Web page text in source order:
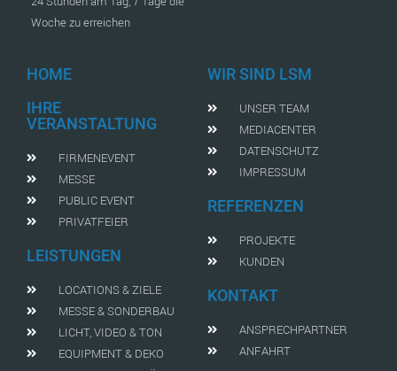
Woche zu erreichen
HOME
IHRE
VERANSTALTUNG
FIRMENEVENT
MESSE
PUBLIC EVENT
PRIVATFEIER
LEISTUNGEN
LOCATIONS & ZIELE
MESSE & SONDERBAU
LICHT, VIDEO & TON
EQUIPMENT & DEKO
WIR SIND LSM
UNSER TEAM
MEDIACENTER
DATENSCHUTZ
IMPRESSUM
REFERENZEN
PROJEKTE
KUNDEN
KONTAKT
ANSPRECHPARTNER
ANFAHRT